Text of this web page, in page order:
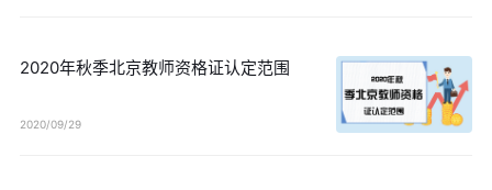
2020年秋季北京教师资格证认定范围
2020/09/29